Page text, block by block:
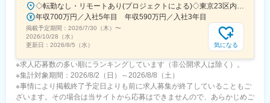
◇転勤なし・リモートあり(プロジェクトによる)◇東京23区内を中心としたプロジェクト先▽勤務エリア・東京都内を中心とした一都三県・東京23区内のプロジェクトが中心・プロジェクトによりリモートワークあり・千葉、埼玉、神奈川にも案件あり。強制はなし。■東京本社／東京都千代田区神田小川町1-5-1 神田御幸ビル8F
年収700万円／入社5年目 年収590万円／入社3年目
掲載予定期間： 2026/7/30（木） 〜
2026/10/28（水）
更新日： 2026/8/5（水） 気になる
※求人応募数の多い順にランキングしています（非公開求人は除く）。
※集計対象期間：2026/8/2（日）～2026/8/8（土）
※事情により掲載終了予定日よりも前に求人募集が終了していることもご
ざいます。その場合は当サイトから応募はできませんので、あらかじめご